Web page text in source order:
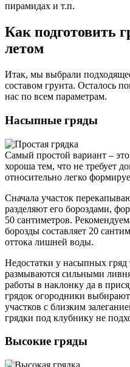
пирамидах и т.п.
Как подготовить
летом
Итак, мы выбрали
составом грунта. Осталось
нас по всем параметрам.
Насыпные гряды
Самый простой вариант –
хороша тем, что не требует
относительно легко
Сначала участок
разделяют его бороздами,
50 сантиметров.
борозды составляет 20
оттока лишней воды.
Недостатки у насыпных гряд
размываются сильными
работы в наклонку да в
грядок огородники
участков с близким
грядки под клубнику не
Высокие гряды